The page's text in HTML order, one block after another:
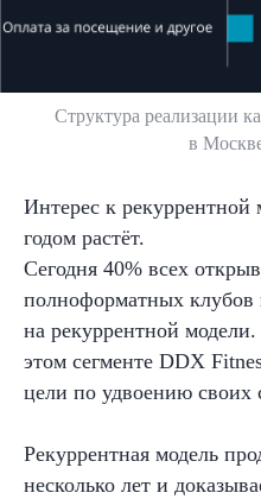
Структура реализации
в
Интерес к
годом растёт.
Сегодня 40% всех
полноформатных клубов
на рекуррентной
этом сегменте DDX
цели по удвоению своих
Рекуррентная модель
несколько лет и